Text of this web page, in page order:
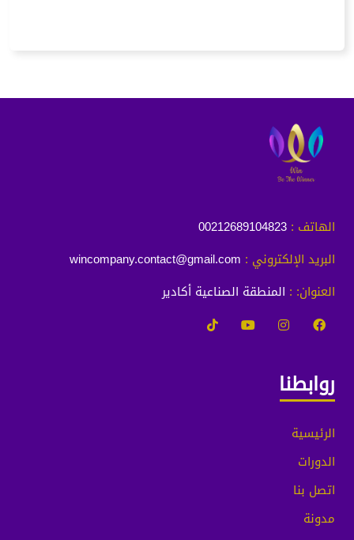
الهاتف : 00212689104823
البريد الإلكتروني : wincompany.contact@gmail.com
العنوان: : المنطقة الصناعية أكادير
روابطنا
الرئيسية
الدورات
اتصل بنا
مدونة